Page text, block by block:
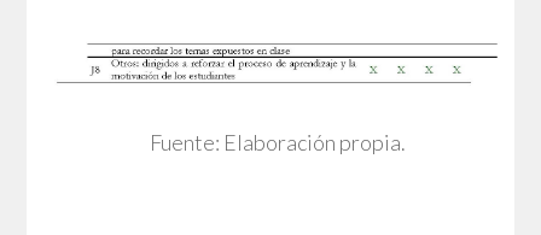
Fuente: Elaboración propia.